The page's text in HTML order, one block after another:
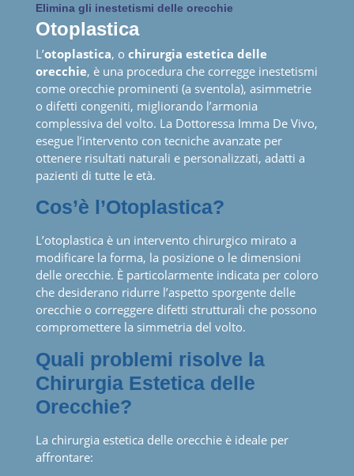
Elimina gli inestetismi delle orecchie
Otoplastica
L’otoplastica, o chirurgia estetica delle
orecchie, è una procedura che corregge inestetismi
come orecchie prominenti (a sventola), asimmetrie
o difetti congeniti, migliorando l’armonia
complessiva del volto. La Dottoressa Imma De Vivo,
esegue l’intervento con tecniche avanzate per
ottenere risultati naturali e personalizzati, adatti a
pazienti di tutte le età.
Cos’è l’Otoplastica?
L’otoplastica è un intervento chirurgico mirato a
modificare la forma, la posizione o le dimensioni
delle orecchie. È particolarmente indicata per coloro
che desiderano ridurre l’aspetto sporgente delle
orecchie o correggere difetti strutturali che possono
compromettere la simmetria del volto.
Quali problemi risolve la
Chirurgia Estetica delle
Orecchie?
La chirurgia estetica delle orecchie è ideale per
affrontare: